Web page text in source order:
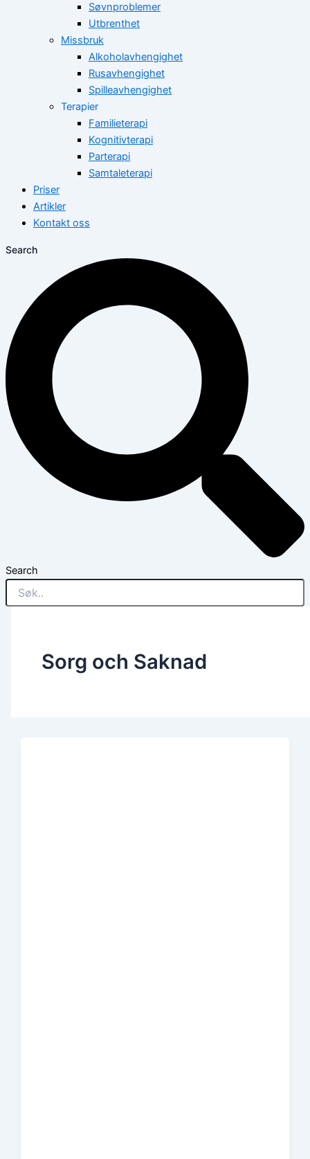
Søvnproblemer
Utbrenthet
Missbruk
Alkoholavhengighet
Rusavhengighet
Spilleavhengighet
Terapier
Familieterapi
Kognitivterapi
Parterapi
Samtaleterapi
Priser
Artikler
Kontakt oss
Search
Search
Sorg och Saknad